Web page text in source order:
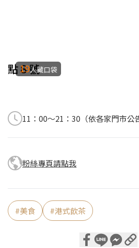
點８號
19人藏口袋
11：00～21：30（依各家門市公
粉絲專頁請點我
#美食 #港式飲茶